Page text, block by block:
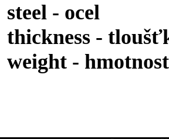
steel - ocel
thickness -
weight - hmotnost